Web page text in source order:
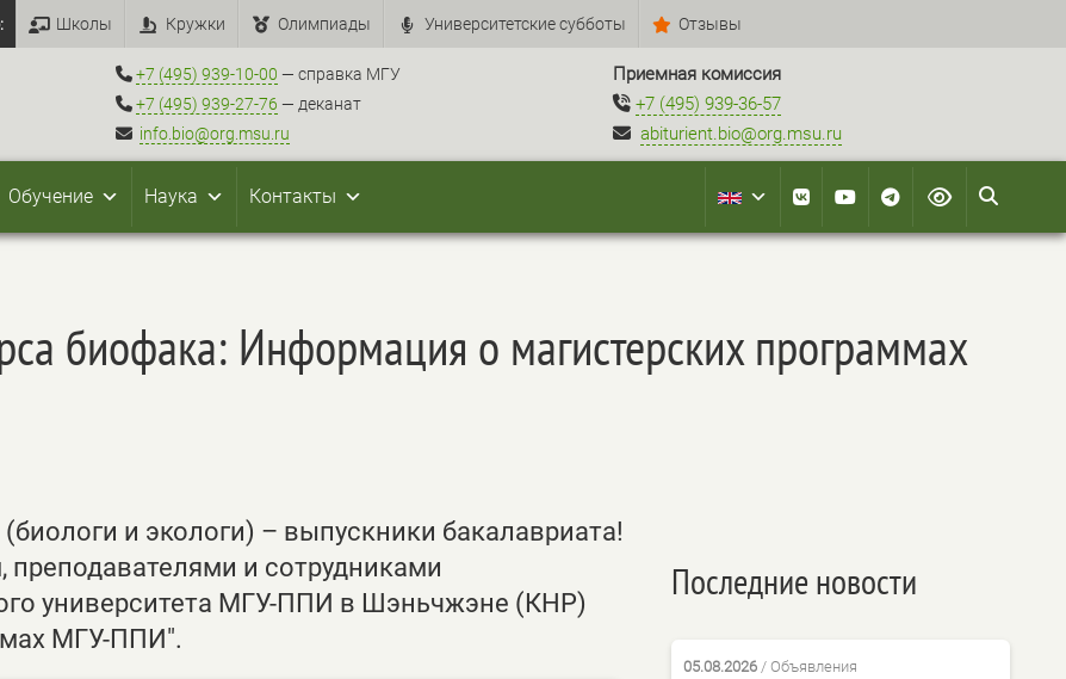
Школы Кружки Олимпиады Университетские субботы Отзывы
+7 (495) 939-10-00 — справка МГУ
+7 (495) 939-27-76 — деканат
info.bio@org.msu.ru
Приемная комиссия
+7 (495) 939-36-57
abiturient.bio@org.msu.ru
Обучение Наука Контакты
биофака: Информация о магистерских программах
и экологи) – выпускники бакалавриата!
и сотрудниками
университета МГУ-ППИ в Шэньчжэне (КНР)
МГУ-ППИ".
Последние новости
05.08.2026/ Объявления